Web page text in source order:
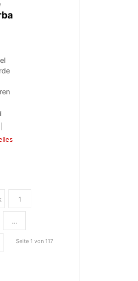
1
…
Seite 1 von 117